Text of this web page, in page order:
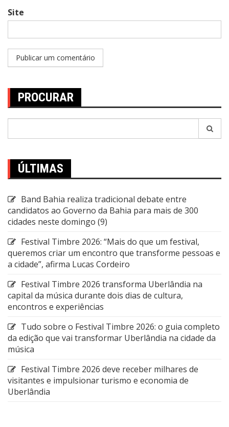
Site
PROCURAR
ÚLTIMAS
Band Bahia realiza tradicional debate entre
candidatos ao Governo da Bahia para mais de 300
cidades neste domingo (9)
Festival Timbre 2026: “Mais do que um festival,
queremos criar um encontro que transforme pessoas e
a cidade”, afirma Lucas Cordeiro
Festival Timbre 2026 transforma Uberlândia na
capital da música durante dois dias de cultura,
encontros e experiências
Tudo sobre o Festival Timbre 2026: o guia completo
da edição que vai transformar Uberlândia na cidade da
música
Festival Timbre 2026 deve receber milhares de
visitantes e impulsionar turismo e economia de
Uberlândia